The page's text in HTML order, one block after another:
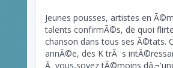
Jeunes pousses, artistes en
talents confirmÃ©s, de quoi
chanson dans tous ses Ã©tats.
annÃ©e, des K trÃ¨s
Ã vous,soyez tÃ©moins